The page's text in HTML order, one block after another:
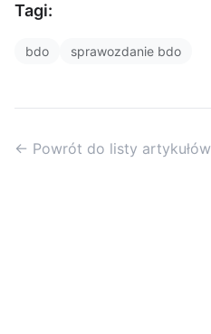
Tagi:
bdo sprawozdanie bdo
← Powrót do listy artykułów